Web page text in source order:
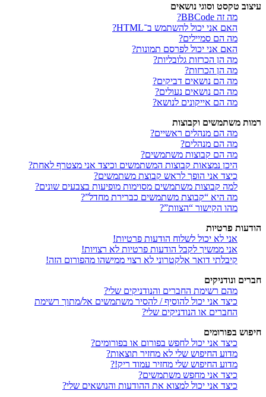
עיצוב טקסט וסוגי נושאים
מה זה BBCode?
האם אני יכול להשתמש ב־HTML?
מה הם סמיילים?
האם אני יכול לפרסם תמונות?
מה הן הכרזות גלובליות?
מה הן הכרזות?
מה הם נושאים דביקים?
מה הם נושאים נעולים?
מה הם אייקונים לנושא?
רמות משתמשים וקבוצות
מה הם מנהלים ראשיים?
מה הם מנהלים?
מה הם קבוצות משתמשים?
היכן נמצאות קבוצות המשתמשים וכיצד אני מצטרף לאחת?
כיצד אני הופך לראש קבוצת משתמשים?
למה קבוצות משתמשים מסוימות מופיעות בצבעים שונים?
מה היא “קבוצת משתמשים כברירת מחדל”?
מהו הקישור “הצוות”?
הודעות פרטיות
אני לא יכול לשלוח הודעות פרטיות!
אני ממשיך לקבל הודעות פרטיות לא רצויות!
קיבלתי דואר אלקטרוני לא רצוי ממישהו מהפורום הזה!
חברים ונודניקים
מהם רשימת החברים והנודניקים שלי?
כיצד אני יכול להוסיף / להסיר משתמשים אל/מתוך רשימת
החברים או הנודניקים שלי?
חיפוש בפורומים
כיצד אני יכול לחפש בפורום או בפורומים?
מדוע החיפוש שלי לא מחזיר תוצאות?
מדוע החיפוש שלי מחזיר עמוד ריק!?
כיצד אני מחפש משתמשים?
כיצד אני יכול למצוא את ההודעות והנושאים שלי?